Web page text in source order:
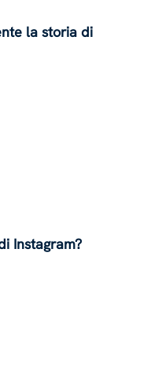
la storia di
Instagram?